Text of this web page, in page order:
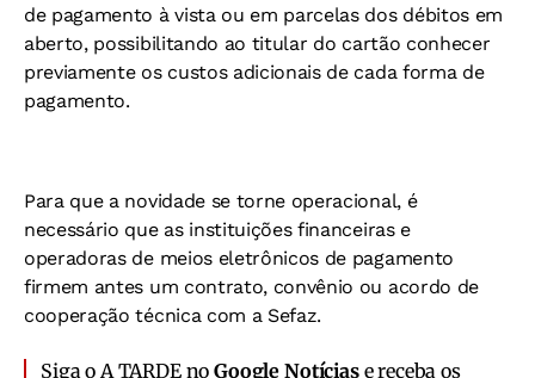
de pagamento à vista ou em parcelas dos débitos em
aberto, possibilitando ao titular do cartão conhecer
previamente os custos adicionais de cada forma de
pagamento.
Para que a novidade se torne operacional, é
necessário que as instituições financeiras e
operadoras de meios eletrônicos de pagamento
firmem antes um contrato, convênio ou acordo de
cooperação técnica com a Sefaz.
Siga o A TARDE noGoogle Notíciase receba os